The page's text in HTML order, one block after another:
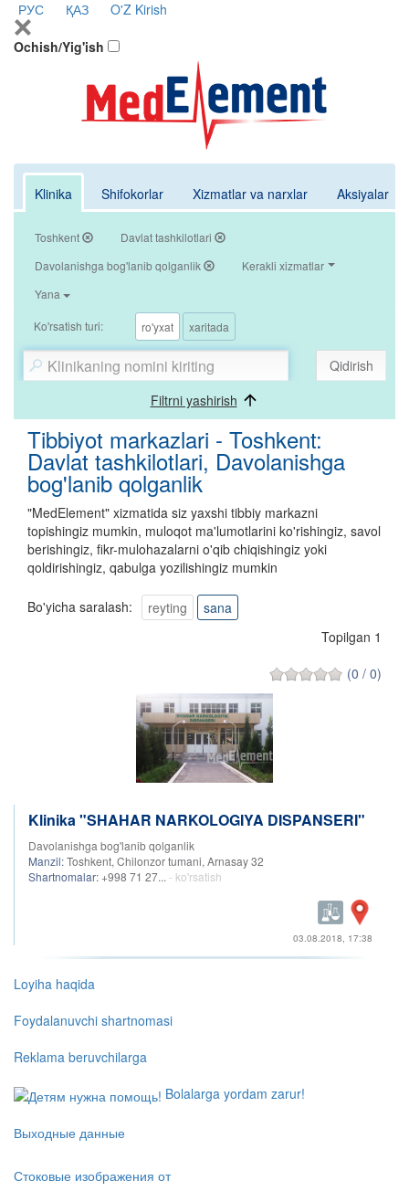
РУС ҚАЗ O'Z Kirish
Ochish/Yig'ish
Klinika Shifokorlar Xizmatlar va narxlar Aksiyalar
Toshkent
Davlat tashkilotlari
Davolanishga bog'lanib qolganlik
Kerakli xizmatlar
Yana
Ko'rsatish turi: ro'yxat xaritada
Qidirish
Filtrni yashirish
Tibbiyot markazlari - Toshkent:
Davlat tashkilotlari, Davolanishga
bog'lanib qolganlik
"MedElement" xizmatida siz yaxshi tibbiy markazni
topishingiz mumkin, muloqot ma'lumotlarini ko'rishingiz, savol
berishingiz, fikr-mulohazalarni o'qib chiqishingiz yoki
qoldirishingiz, qabulga yozilishingiz mumkin
Bo'yicha saralash: reyting
sana
Topilgan 1
(0 / 0)
Klinika "SHAHAR NARKOLOGIYA DISPANSERI"
Davolanishga bog'lanib qolganlik
Manzil:Toshkent, Chilonzor tumani, Arnasay 32
Shartnomalar: +998 71 27... - ko'rsatish
03.08.2018, 17:38
Loyiha haqida
Foydalanuvchi shartnomasi
Reklama beruvchilarga
Bolalarga yordam zarur!
Выходные данные
Стоковые изображения от